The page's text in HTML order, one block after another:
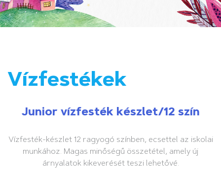
Vízfestékek
Junior vízfesték készlet/12 szín
Vízfesték-készlet 12 ragyogó színben, ecsettel az iskolai
munkához. Magas minőségű összetétel, amely új
árnyalatok kikeverését teszi lehetővé.